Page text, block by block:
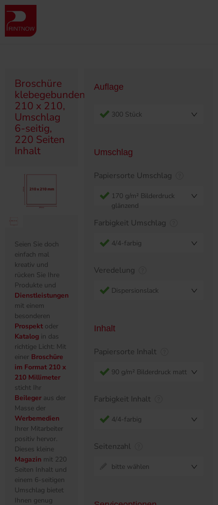
" >
Produktübersicht
Broschüre klebegebunden, 210 x 210, Umschlag 6-seitig, 220 Seiten
Inhalt
Broschüre
klebegebunden,
210 x 210,
Umschlag
6-seitig,
220 Seiten
Inhalt
Seien Sie doch
einfach mal
kreativ und
rücken Sie Ihre
Produkte und
Dienstleistungen
mit einem
besonderen
Prospekt oder
Katalog in das
richtige Licht: Mit
einer Broschüre
im Format 210 x
210 Millimeter
sticht Ihr
Beileger aus der
Masse der
Werbemedien
Ihrer Mitarbeiter
positiv hervor.
Dieses kleine
Magazin mit 220
Seiten Inhalt und
einem 6-seitigen
Umschlag bietet
Ihnen genug
Auflage
300 Stück
Umschlag
Papiersorte Umschlag
170 g/m² Bilderdruck
glänzend
Farbigkeit Umschlag
4/4-farbig
Veredelung
Dispersionslack
Inhalt
Papiersorte Inhalt
90 g/m² Bilderdruck matt
Farbigkeit Inhalt
4/4-farbig
Seitenzahl
bitte wählen